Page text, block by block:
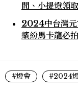
間、小提燈領
2024中台灣元
繽紛馬卡龍必
#燈會 #2024